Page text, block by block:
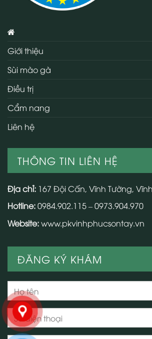
Giới thiệu
Sùi mào gà
Điều trị
Cẩm nang
Liên hệ
THÔNG TIN LIÊN HỆ
Địa chỉ: 167 Đội Cấn, Vĩnh Tường,
Hotline:0984.902.115 – 0973.904.970
Website:www.pkvinhphucsontay.vn
ĐĂNG KÝ KHÁM